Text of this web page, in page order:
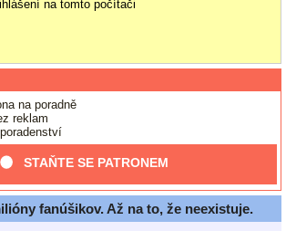
na tomto počítači
na poradně
reklam
STAŇTE SE PATRONEM
fanúšikov. Až na to, že neexistuje.